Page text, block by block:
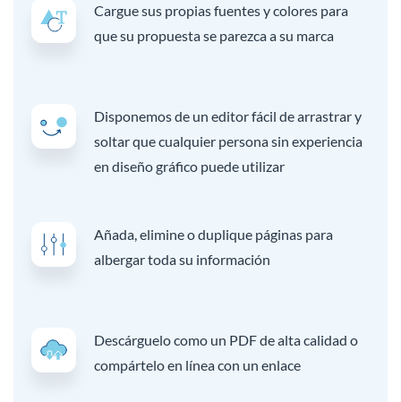
Cargue sus propias fuentes y colores para
que su propuesta se parezca a su marca
Disponemos de un editor fácil de arrastrar y
soltar que cualquier persona sin experiencia
en diseño gráfico puede utilizar
Añada, elimine o duplique páginas para
albergar toda su información
Descárguelo como un PDF de alta calidad o
compártelo en línea con un enlace